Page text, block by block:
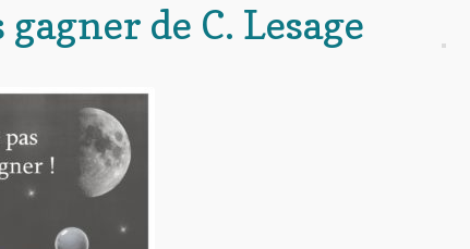
de C. Lesage